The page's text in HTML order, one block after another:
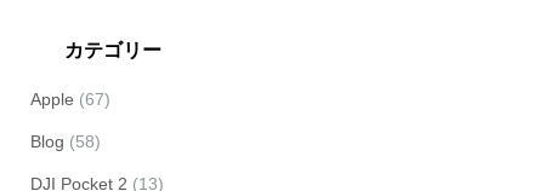
カテゴリー
Apple (67)
Blog (58)
DJI Pocket 2 (13)